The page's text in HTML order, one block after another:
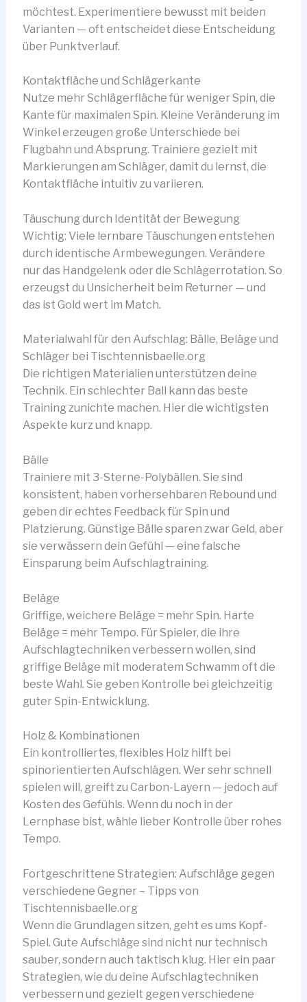
möchtest. Experimentiere bewusst mit beiden
Varianten — oft entscheidet diese Entscheidung
über Punktverlauf.
Kontaktfläche und Schlägerkante
Nutze mehr Schlägerfläche für weniger Spin, die
Kante für maximalen Spin. Kleine Veränderung im
Winkel erzeugen große Unterschiede bei
Flugbahn und Absprung. Trainiere gezielt mit
Markierungen am Schläger, damit du lernst, die
Kontaktfläche intuitiv zu variieren.
Täuschung durch Identität der Bewegung
Wichtig: Viele lernbare Täuschungen entstehen
durch identische Armbewegungen. Verändere
nur das Handgelenk oder die Schlägerrotation. So
erzeugst du Unsicherheit beim Returner — und
das ist Gold wert im Match.
Materialwahl für den Aufschlag: Bälle, Beläge und
Schläger bei Tischtennisbaelle.org
Die richtigen Materialien unterstützen deine
Technik. Ein schlechter Ball kann das beste
Training zunichte machen. Hier die wichtigsten
Aspekte kurz und knapp.
Bälle
Trainiere mit 3-Sterne-Polybällen. Sie sind
konsistent, haben vorhersehbaren Rebound und
geben dir echtes Feedback für Spin und
Platzierung. Günstige Bälle sparen zwar Geld, aber
sie verwässern dein Gefühl — eine falsche
Einsparung beim Aufschlagtraining.
Beläge
Griffige, weichere Beläge = mehr Spin. Harte
Beläge = mehr Tempo. Für Spieler, die ihre
Aufschlagtechniken verbessern wollen, sind
griffige Beläge mit moderatem Schwamm oft die
beste Wahl. Sie geben Kontrolle bei gleichzeitig
guter Spin-Entwicklung.
Holz & Kombinationen
Ein kontrolliertes, flexibles Holz hilft bei
spinorientierten Aufschlägen. Wer sehr schnell
spielen will, greift zu Carbon-Layern — jedoch auf
Kosten des Gefühls. Wenn du noch in der
Lernphase bist, wähle lieber Kontrolle über rohes
Tempo.
Fortgeschrittene Strategien: Aufschläge gegen
verschiedene Gegner – Tipps von
Tischtennisbaelle.org
Wenn die Grundlagen sitzen, geht es ums Kopf-
Spiel. Gute Aufschläge sind nicht nur technisch
sauber, sondern auch taktisch klug. Hier ein paar
Strategien, wie du deine Aufschlagtechniken
verbessern und gezielt gegen verschiedene